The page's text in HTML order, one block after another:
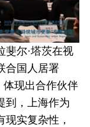
斐尔·塔茨在视
合国人居署
现出合作伙伴
到，上海作为
实复杂性，